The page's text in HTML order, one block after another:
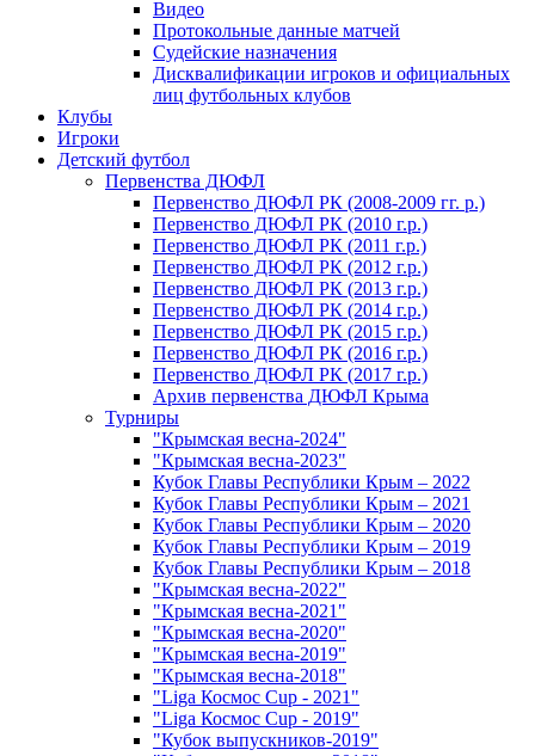
Видео
Протокольные данные матчей
Судейские назначения
Дисквалификации игроков и официальных
лиц футбольных клубов
Клубы
Игроки
Детский футбол
Первенства ДЮФЛ
Первенство ДЮФЛ РК (2008-2009 гг. р.)
Первенство ДЮФЛ РК (2010 г.р.)
Первенство ДЮФЛ РК (2011 г.р.)
Первенство ДЮФЛ РК (2012 г.р.)
Первенство ДЮФЛ РК (2013 г.р.)
Первенство ДЮФЛ РК (2014 г.р.)
Первенство ДЮФЛ РК (2015 г.р.)
Первенство ДЮФЛ РК (2016 г.р.)
Первенство ДЮФЛ РК (2017 г.р.)
Архив первенства ДЮФЛ Крыма
Турниры
"Крымская весна-2024"
"Крымская весна-2023"
Кубок Главы Республики Крым – 2022
Кубок Главы Республики Крым – 2021
Кубок Главы Республики Крым – 2020
Кубок Главы Республики Крым – 2019
Кубок Главы Республики Крым – 2018
"Крымская весна-2022"
"Крымская весна-2021"
"Крымская весна-2020"
"Крымская весна-2019"
"Крымская весна-2018"
"Liga Космос Cup - 2021"
"Liga Космос Cup - 2019"
"Кубок выпускников-2019"